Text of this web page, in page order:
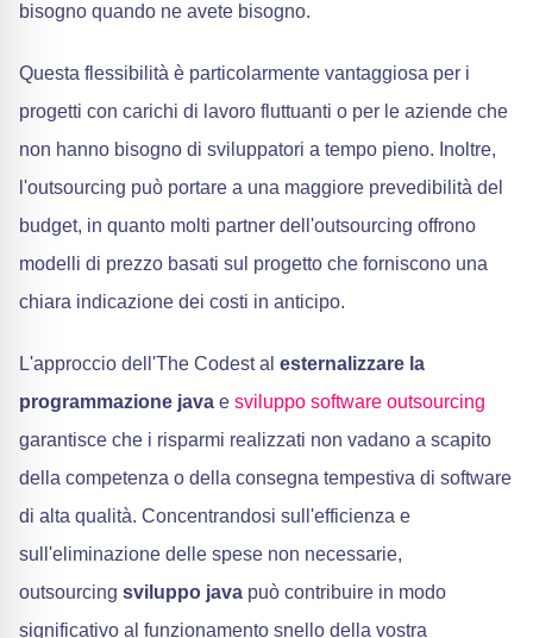
bisogno quando ne avete bisogno.
Questa flessibilità è particolarmente vantaggiosa per i
progetti con carichi di lavoro fluttuanti o per le aziende che
non hanno bisogno di sviluppatori a tempo pieno. Inoltre,
l'outsourcing può portare a una maggiore prevedibilità del
budget, in quanto molti partner dell'outsourcing offrono
modelli di prezzo basati sul progetto che forniscono una
chiara indicazione dei costi in anticipo.
L'approccio dell'The Codest al esternalizzare la
programmazione java e sviluppo software outsourcing
garantisce che i risparmi realizzati non vadano a scapito
della competenza o della consegna tempestiva di software
di alta qualità. Concentrandosi sull'efficienza e
sull'eliminazione delle spese non necessarie,
outsourcing sviluppo java può contribuire in modo
significativo al funzionamento snello della vostra